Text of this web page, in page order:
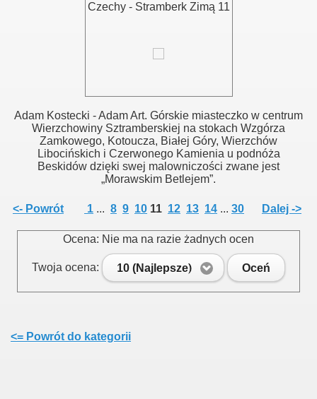
Czechy - Stramberk Zimą 11
Adam Kostecki - Adam Art. Górskie miasteczko w centrum
Wierzchowiny Sztramberskiej na stokach Wzgórza
Zamkowego, Kotoucza, Białej Góry, Wierzchów
Libocińskich i Czerwonego Kamienia u podnóża
Beskidów dzięki swej malowniczości zwane jest
„Morawskim Betlejem”.
<- Powrót 1 ... 8 9 10 11 12 13 14 ... 30 Dalej ->
Ocena: Nie ma na razie żadnych ocen
Twoja ocena: 10 (Najlepsze) Oceń
<= Powrót do kategorii